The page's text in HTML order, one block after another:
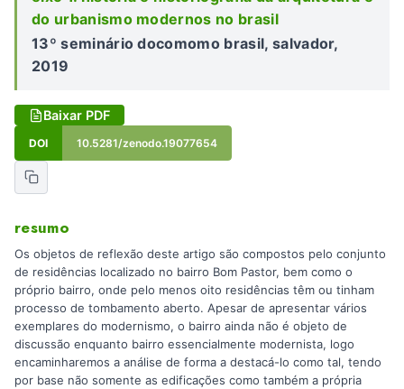
do urbanismo modernos no brasil
13º seminário docomomo brasil, salvador,
2019
Baixar PDF
DOI 10.5281/zenodo.19077654
resumo
Os objetos de reflexão deste artigo são compostos pelo conjunto
de residências localizado no bairro Bom Pastor, bem como o
próprio bairro, onde pelo menos oito residências têm ou tinham
processo de tombamento aberto. Apesar de apresentar vários
exemplares do modernismo, o bairro ainda não é objeto de
discussão enquanto bairro essencialmente modernista, logo
encaminharemos a análise de forma a destacá-lo como tal, tendo
por base não somente as edificações como também a própria